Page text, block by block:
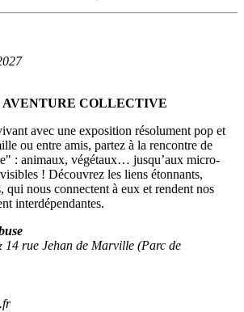
COLLECTIVE
avec une exposition résolument pop et
ou entre amis, partez à la rencontre de
: animaux, végétaux… jusqu’aux micro-
! Découvrez les liens étonnants,
qui nous connectent à eux et rendent nos
interdépendantes.
14 rue Jehan de Marville (Parc de